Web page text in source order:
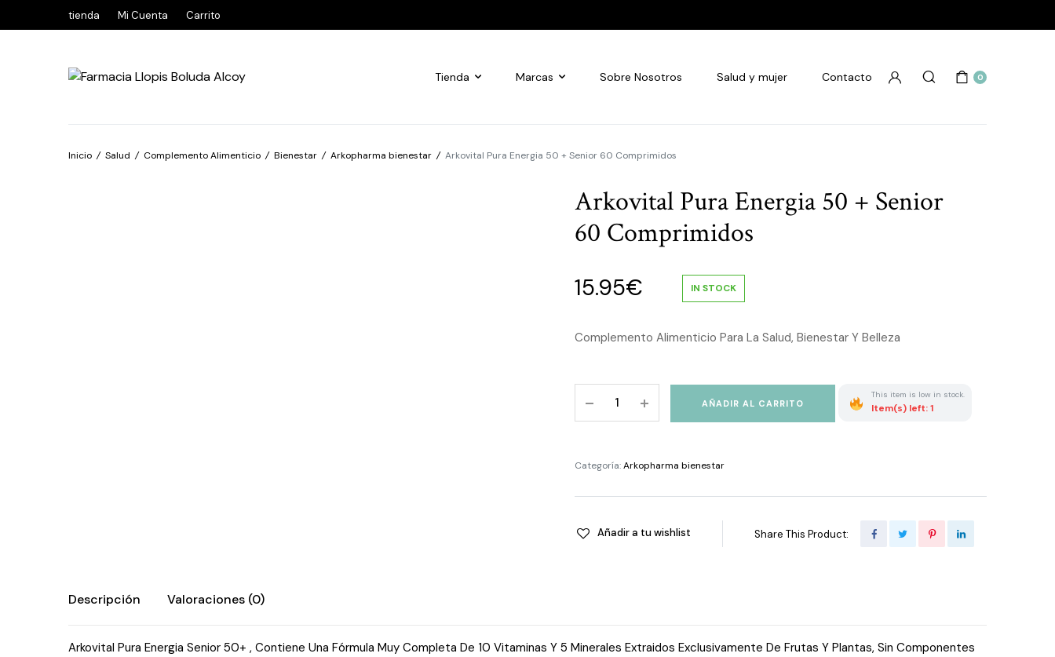
tienda Mi Cuenta Carrito
Tienda Marcas Sobre Nosotros Salud y mujer Contacto 0
Inicio / Salud / Complemento Alimenticio / Bienestar / Arkopharma bienestar / Arkovital Pura Energia 50 + Senior 60 Comprimidos
Arkovital Pura Energia 50 + Senior
60 Comprimidos
15.95€ IN STOCK
Complemento Alimenticio Para La Salud, Bienestar Y Belleza
Pura
+
Comprimidos
AÑADIR AL CARRITO
This item is low in stock.
Item(s) left: 1
Categoría:Arkopharma bienestar
Añadir a tu wishlist Share This Product:
Descripción Valoraciones (0)
Arkovital Pura Energia Senior 50+ , Contiene Una Fórmula Muy Completa De 10 Vitaminas Y 5 Minerales Extraidos Exclusivamente De Frutas Y Plantas, Sin Componentes